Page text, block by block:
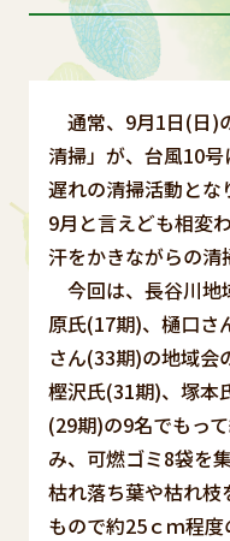
通常、9月1日(日)
清掃」が、台風10
遅れの清掃活動とな
9月と言えども相変
汗をかきながらの清
今回は、長谷川地
原氏(17期)、樋口さ
さん(33期)の地域会
樫沢氏(31期)、塚本
(29期)の9名でもっ
み、可燃ゴミ8袋を
枯れ落ち葉や枯れ枝
もので約25ｃｍ程